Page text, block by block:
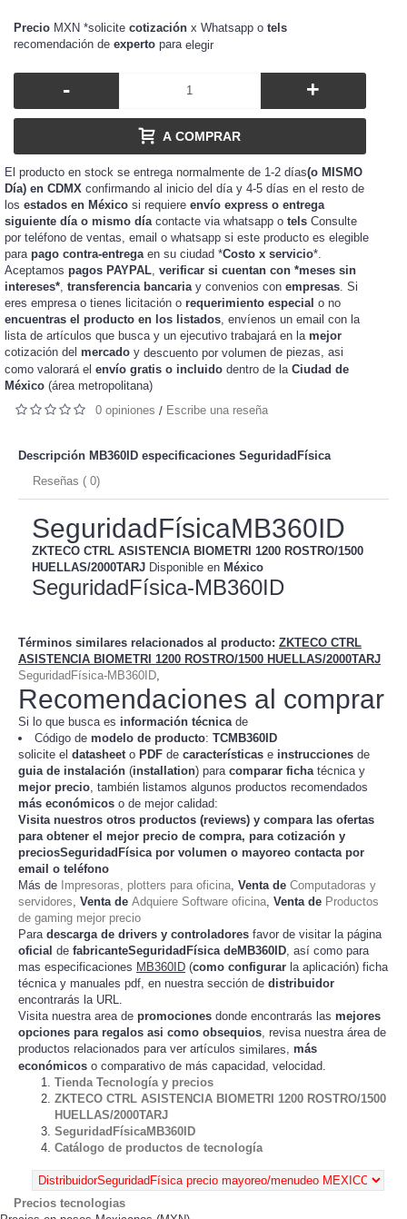
Precio MXN *solicite cotización x Whatsapp o tels
recomendación de experto para elegir
- +
A COMPRAR
El producto en stock se entrega normalmente de 1-2 días(o MISMO
Día) en CDMX confirmando al inicio del día y 4-5 días en el resto de
los estados en México si requiere envío express o entrega
siguiente día o mismo día contacte via whatsapp o tels Consulte
por teléfono de ventas, email o whatsapp si este producto es elegible
para pago contra-entrega en su ciudad *Costo x servicio*.
Aceptamos pagos PAYPAL verificar si cuentan con *meses sin
intereses* transferencia bancaria y convenios con empresas . Si
eres empresa o tienes licitación o requerimiento especial o no
encuentras el producto en los listados, envíenos un email con la
lista de artículos que busca y un ejecutivo trabajará en la mejor
cotización del mercado y descuento por volumen de piezas, asi
como valorará el envío gratis o incluido dentro de la Ciudad de
México (área metropolitana)
0 opiniones / Escribe una reseña
Descripción MB360ID especificaciones SeguridadFísica
Reseñas ( 0)
SeguridadFísicaMB360ID
ZKTECO CTRL ASISTENCIA BIOMETRI 1200 ROSTRO/1500
HUELLAS/2000TARJ Disponible en México
SeguridadFísica-MB360ID
Términos similares relacionados al producto: ZKTECO CTRL
ASISTENCIA BIOMETRI 1200 ROSTRO/1500 HUELLAS/2000TARJ
SeguridadFísica-MB360ID
Recomendaciones al comprar
Si lo que busca es información técnica de
Código de modelo de producto: TCMB360ID
solicite el datasheet o PDF de características e instrucciones de
guia de instalación (installation) para comparar ficha técnica y
mejor precio , también listamos algunos productos recomendados
más económicos o de mejor calidad:
Visita nuestros otros productos (reviews) y compara las ofertas
para obtener el mejor precio de compra, para cotización y
preciosSeguridadFísica por volumen o mayoreo contacta por
email o teléfono
Más de Impresoras, plotters para oficina Venta de Computadoras y
servidores Venta de Adquiere Software oficina Venta de Productos
de gaming mejor precio
Para descarga de drivers y controladores favor de visitar la página
oficial de fabricanteSeguridadFísica deMB360ID , así como para
mas especificaciones MB360ID (como configurar la aplicación) ficha
técnica y manuales pdf, en nuestra sección de distribuidor
encontrarás la URL.
Visita nuestra area de promociones donde encontrarás las mejores
opciones para regalos asi como obsequios, revisa nuestra área de
productos relacionados para ver artículos similares, más
económicos o comparativo de más capacidad, velocidad.
Tienda Tecnología y precios
ZKTECO CTRL ASISTENCIA BIOMETRI 1200 ROSTRO/1500
HUELLAS/2000TARJ
SeguridadFísicaMB360ID
Catálogo de productos de tecnología
Precios tecnologias